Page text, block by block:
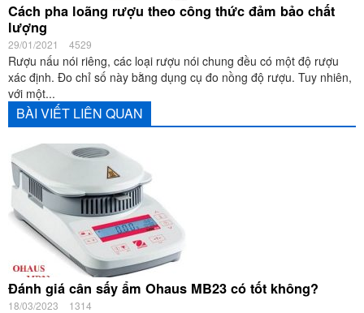
Cách pha loãng rượu theo công thức đảm bảo chất
lượng
29/01/2021 4529
Rượu nấu nói riêng, các loại rượu nói chung đều có một độ rượu
xác định. Đo chỉ số này bằng dụng cụ đo nồng độ rượu. Tuy nhiên,
với một...
BÀI VIẾT LIÊN QUAN
Đánh giá cân sấy ẩm Ohaus MB23 có tốt không?
18/03/2023 1314